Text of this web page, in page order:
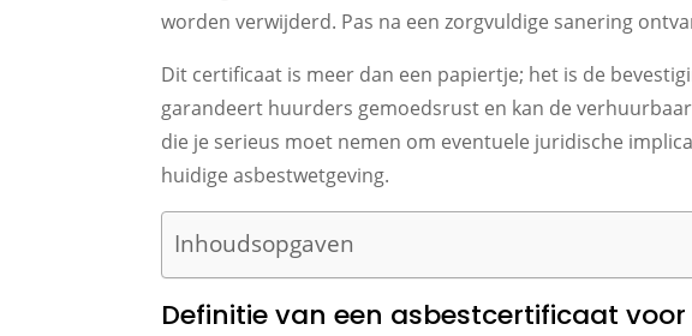
worden verwijderd. Pas na een zorgvuldige sanering
Dit certificaat is meer dan een papiertje; het is de
garandeert huurders gemoedsrust en kan de
die je serieus moet nemen om eventuele juridische
huidige asbestwetgeving.
Inhoudsopgaven
Definitie van een asbestcertificaat